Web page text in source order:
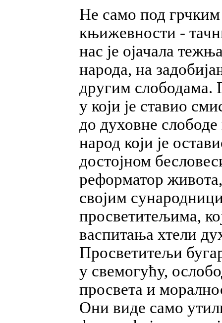
Не само под грчким
књижевности -
нас је ојачала
народа, на
другим слободама.
у који је ставио
до духовне
народ који је
достојном
реформатор
својим
просветитељима,
васпитања хтели
Просветитељи
у свемогућу,
просвета и
Они виде само